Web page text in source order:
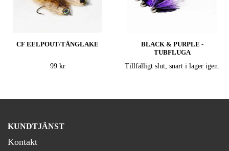
CF EELPOUT/TÅNGLAKE
99 kr
BLACK & PURPLE -
TUBFLUGA
Tillfälligt slut, snart i lager igen.
KUNDTJÄNST
Kontakt